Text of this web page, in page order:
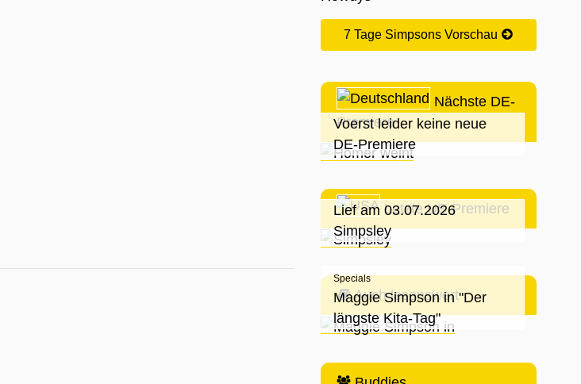
7 Tage Simpsons Vorschau
Nächste DE-
Premiere
Voerst leider keine neue
DE-Premiere
Letzte US-Premiere
Lief am 03.07.2026
Simpsley
Auch lesenswert
Specials
Maggie Simpson in "Der
längste Kita-Tag"